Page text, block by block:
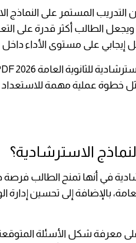
التدريب المستمر على النماذج
ويجعل الطالب أكثر قدرة على
على مستوى الأداء داخل
خطوة عملية مهمة للاستعداد
الاسترشادية؟
في أنها تمنح الطالب فرصة
بالإضافة إلى تحسين إدارة
معرفة شكل الأسئلة